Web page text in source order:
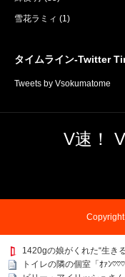
雪花ラミィ (1)
タイムライン-Twitter
Tweets by Vsokumatome
V速！
1420gの娘がくれた“生きる
トイレの隣の個室「ｵｧﾝ